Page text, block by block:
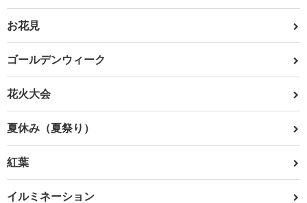
お花見
ゴールデンウィーク
花火大会
夏休み（夏祭り）
紅葉
イルミネーション